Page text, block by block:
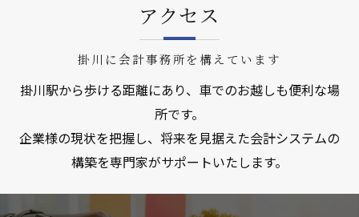
アクセス
掛川に会計事務所を構えています
掛川駅から歩ける距離にあり、車でのお越しも便利な場
所です。
企業様の現状を把握し、将来を見据えた会計システムの
構築を専門家がサポートいたします。